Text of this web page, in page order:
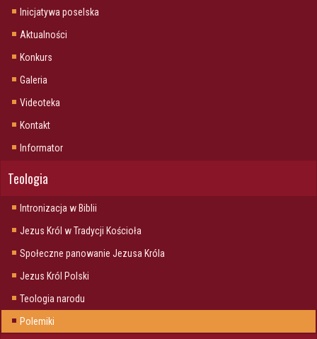
Inicjatywa poselska
Aktualności
Konkurs
Galeria
Videoteka
Kontakt
Informator
Teologia
Intronizacja w Biblii
Jezus Król w Tradycji Kościoła
Społeczne panowanie Jezusa Króla
Jezus Król Polski
Teologia narodu
Polemiki